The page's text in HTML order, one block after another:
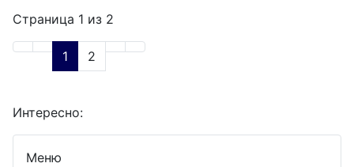
Страница 1 из 2
1 2
Интересно:
Меню